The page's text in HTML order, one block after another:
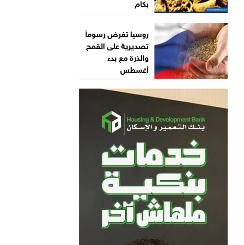
بكام
روسيا تفرض رسوماً
تصديرية على القمح
والذرة مع بدء
أغسطس